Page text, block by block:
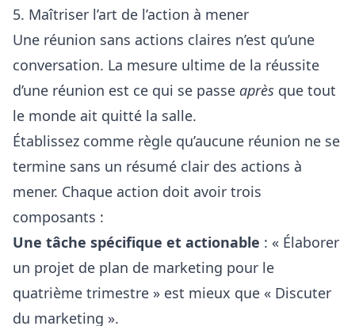
5. Maîtriser l’art de l’action à mener
Une réunion sans actions claires n’est qu’une
conversation. La mesure ultime de la réussite
d’une réunion est ce qui se passe après que tout
le monde ait quitté la salle.
Établissez comme règle qu’aucune réunion ne se
termine sans un résumé clair des actions à
mener. Chaque action doit avoir trois
composants :
Une tâche spécifique et actionable : « Élaborer
un projet de plan de marketing pour le
quatrième trimestre » est mieux que « Discuter
du marketing ».